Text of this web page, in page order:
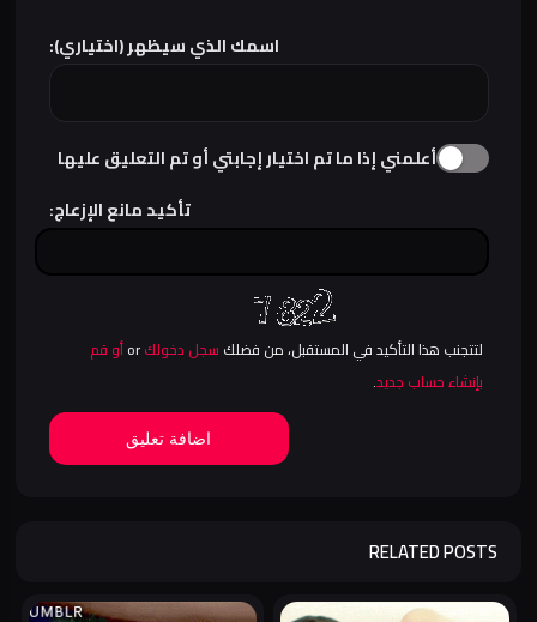
اسمك الذي سيظهر (اختياري):
أعلمني إذا ما تم اختيار إجابتي أو تم التعليق عليها
تأكيد مانع الإزعاج:
لتتجنب هذا التأكيد في المستقبل، من فضلك سجل دخولكor
أو قم
بإنشاء حساب جديد.
اضافة تعليق
RELATED POSTS